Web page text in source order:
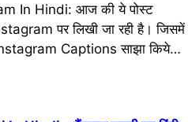
पर लिखी जा रही है। जिसमें
Captions साझा किये…